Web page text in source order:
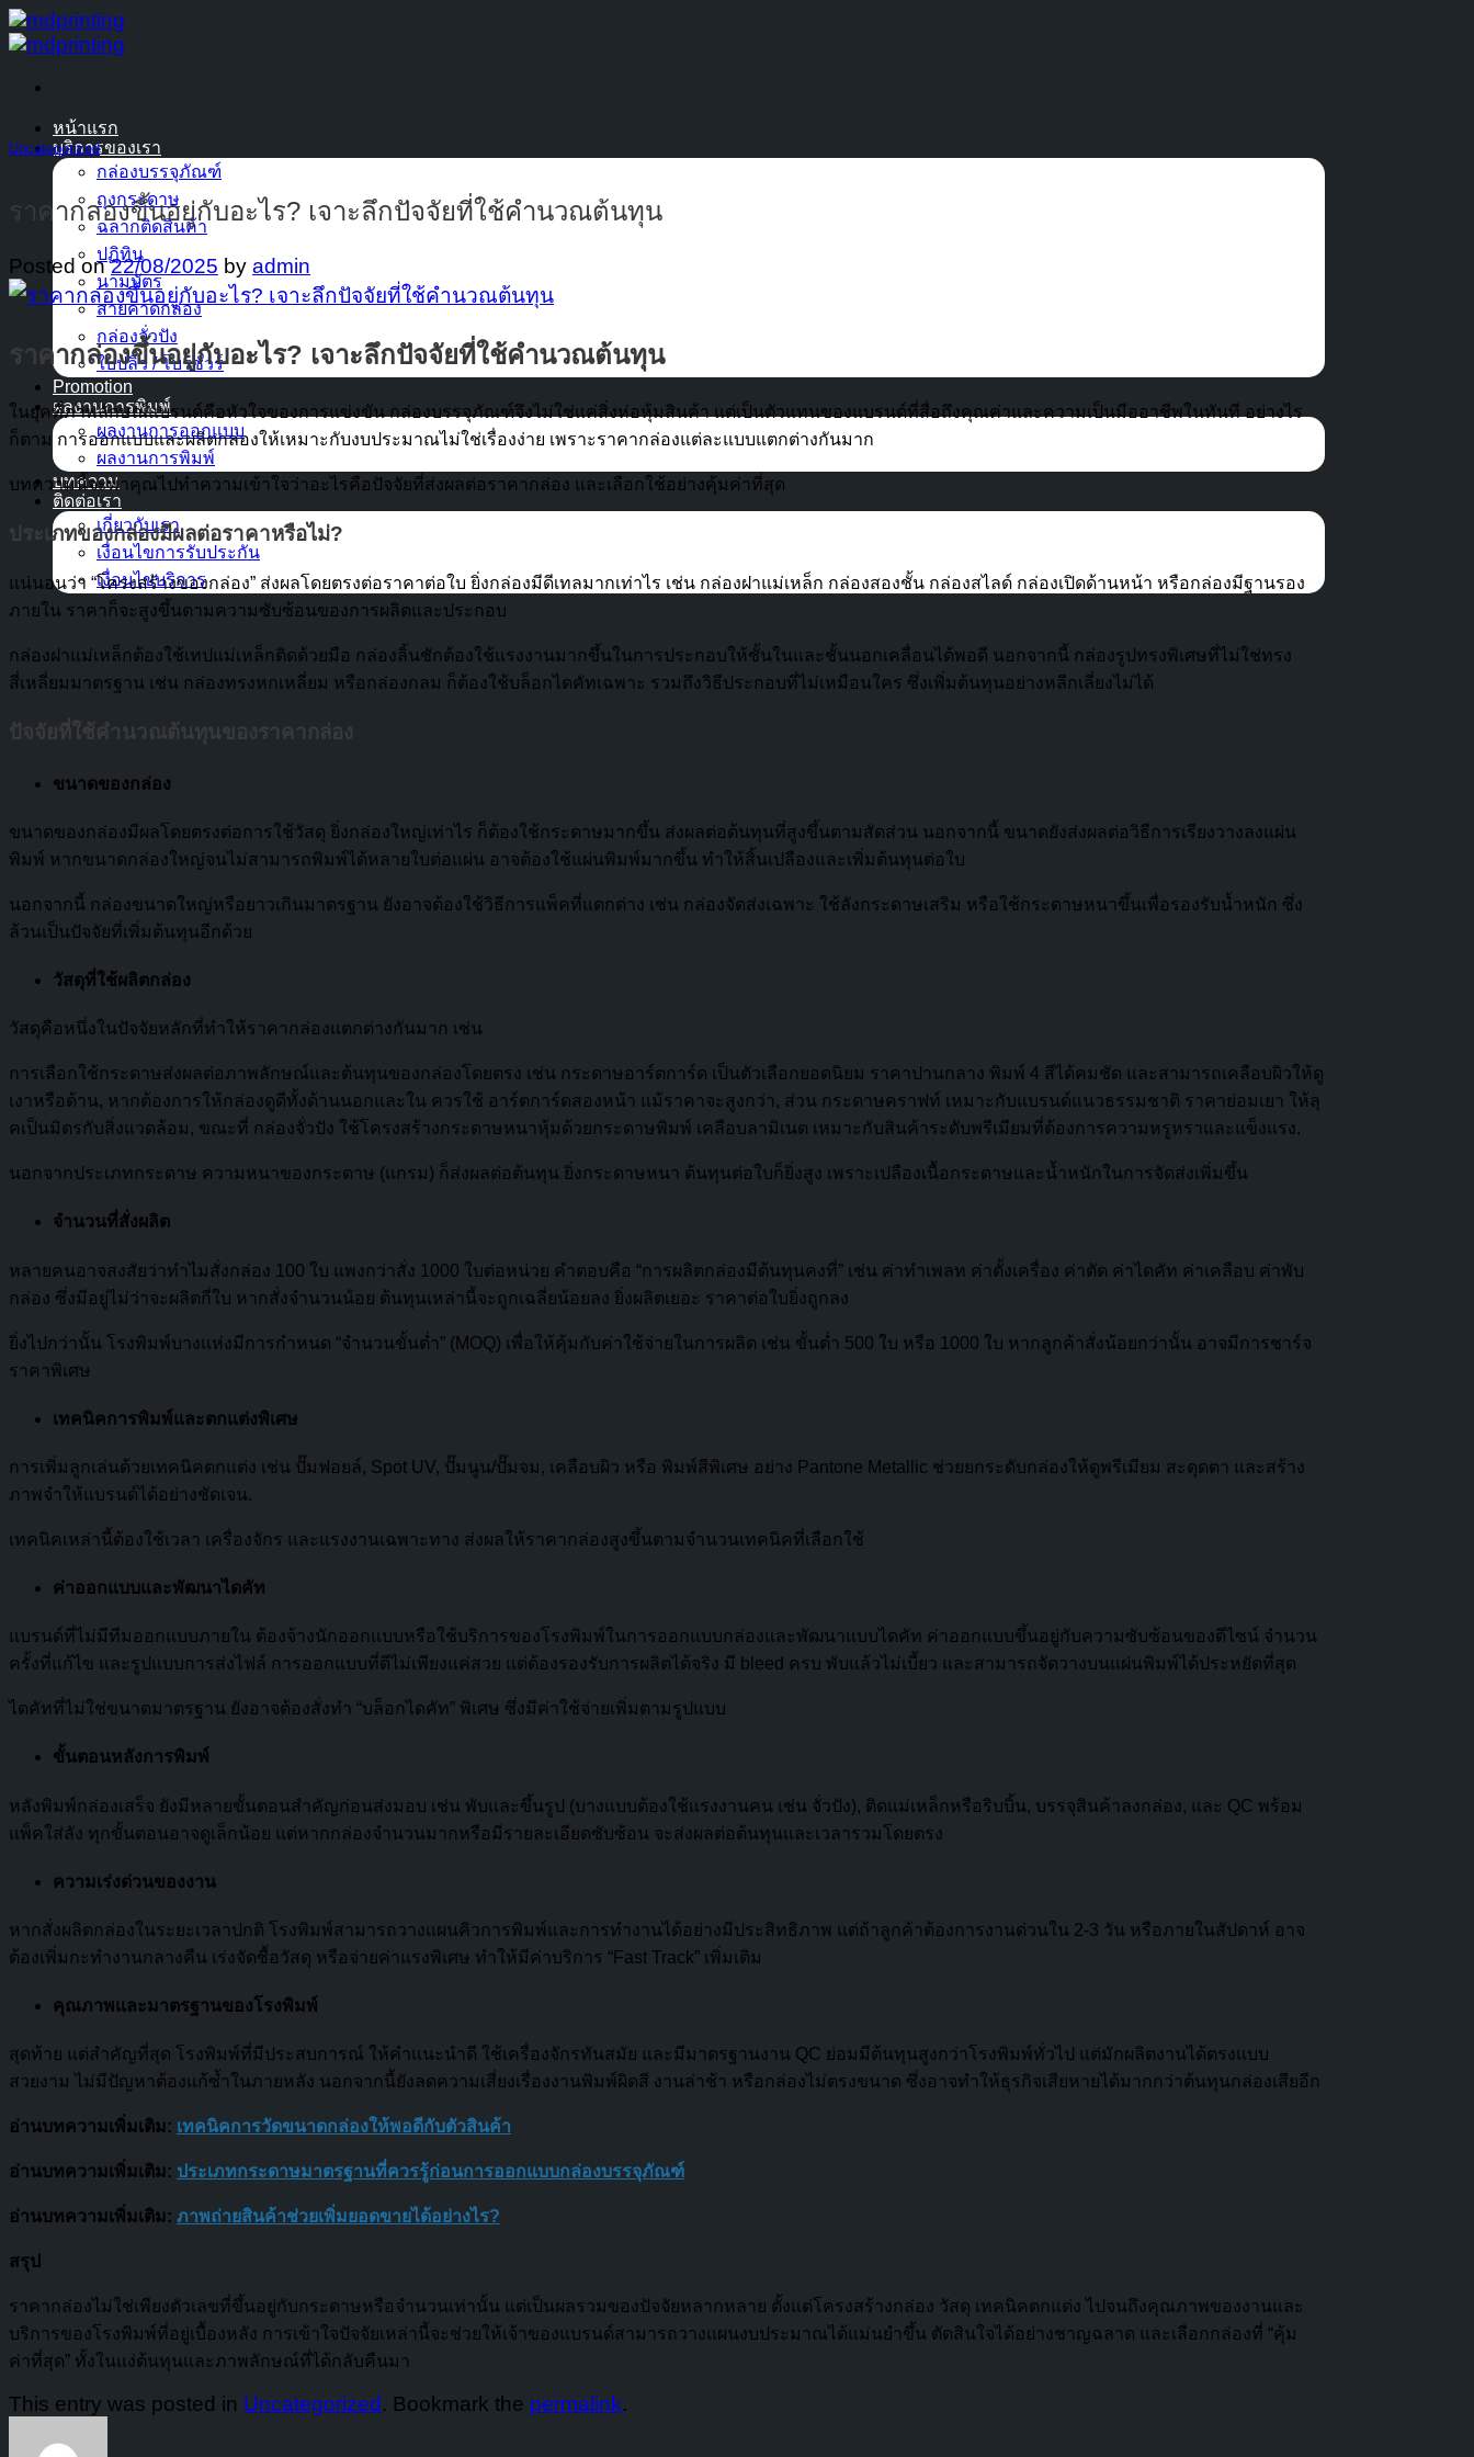
ข้าม
ไป
เนื้อหาหน้าแรก
บริการของเรา
กล่องบรรจุภัณฑ์
ถุงกระดาษ
ฉลากติดสินค้า
ปฏิทิน
นามบัตร
สายคาดกล่อง
กล่องจั่วปัง
ใบปลิว / โบรชัวร์
Promotion
ผลงานการพิมพ์
ผลงานการออกแบบ
ผลงานการพิมพ์
บทความ
ติดต่อเรา
เกี่ยวกับเรา
เงื่อนไขการรับประกัน
เงื่อนไขบริการ
Uncategorized
ราคากล่องขึ้นอยู่กับอะไร? เจาะลึกปัจจัยที่ใช้คำนวณต้นทุน
Posted on22/08/2025 by admin
ราคากล่องขึ้นอยู่กับอะไร? เจาะลึกปัจจัยที่ใช้คำนวณต้นทุน
ในยุคที่ภาพลักษณ์แบรนด์คือหัวใจของการแข่งขัน กล่องบรรจุภัณฑ์จึงไม่ใช่แค่สิ่งห่อหุ้มสินค้า แต่เป็นตัวแทนของแบรนด์ที่สื่อถึงคุณค่าและความเป็นมืออาชีพในทันที อย่างไร
ก็ตาม การออกแบบและผลิตกล่องให้เหมาะกับงบประมาณไม่ใช่เรื่องง่าย เพราะราคากล่องแต่ละแบบแตกต่างกันมาก
บทความนี้จะพาคุณไปทำความเข้าใจว่าอะไรคือปัจจัยที่ส่งผลต่อราคากล่อง และเลือกใช้อย่างคุ้มค่าที่สุด
ประเภทของกล่องมีผลต่อราคาหรือไม่?
แน่นอนว่า “โครงสร้างของกล่อง” ส่งผลโดยตรงต่อราคาต่อใบ ยิ่งกล่องมีดีเทลมากเท่าไร เช่น กล่องฝาแม่เหล็ก กล่องสองชั้น กล่องสไลด์ กล่องเปิดด้านหน้า หรือกล่องมีฐานรอง
ภายใน ราคาก็จะสูงขึ้นตามความซับซ้อนของการผลิตและประกอบ
กล่องฝาแม่เหล็กต้องใช้เทปแม่เหล็กติดด้วยมือ กล่องลิ้นชักต้องใช้แรงงานมากขึ้นในการประกอบให้ชั้นในและชั้นนอกเคลื่อนได้พอดี นอกจากนี้ กล่องรูปทรงพิเศษที่ไม่ใช่ทรง
สี่เหลี่ยมมาตรฐาน เช่น กล่องทรงหกเหลี่ยม หรือกล่องกลม ก็ต้องใช้บล็อกไดคัทเฉพาะ รวมถึงวิธีประกอบที่ไม่เหมือนใคร ซึ่งเพิ่มต้นทุนอย่างหลีกเลี่ยงไม่ได้
ปัจจัยที่ใช้คำนวณต้นทุนของราคากล่อง
ขนาดของกล่อง
ขนาดของกล่องมีผลโดยตรงต่อการใช้วัสดุ ยิ่งกล่องใหญ่เท่าไร ก็ต้องใช้กระดาษมากขึ้น ส่งผลต่อต้นทุนที่สูงขึ้นตามสัดส่วน นอกจากนี้ ขนาดยังส่งผลต่อวิธีการเรียงวางลงแผ่น
พิมพ์ หากขนาดกล่องใหญ่จนไม่สามารถพิมพ์ได้หลายใบต่อแผ่น อาจต้องใช้แผ่นพิมพ์มากขึ้น ทำให้สิ้นเปลืองและเพิ่มต้นทุนต่อใบ
นอกจากนี้ กล่องขนาดใหญ่หรือยาวเกินมาตรฐาน ยังอาจต้องใช้วิธีการแพ็คที่แตกต่าง เช่น กล่องจัดส่งเฉพาะ ใช้ลังกระดาษเสริม หรือใช้กระดาษหนาขึ้นเพื่อรองรับน้ำหนัก ซึ่ง
ล้วนเป็นปัจจัยที่เพิ่มต้นทุนอีกด้วย
วัสดุที่ใช้ผลิตกล่อง
วัสดุคือหนึ่งในปัจจัยหลักที่ทำให้ราคากล่องแตกต่างกันมาก เช่น
การเลือกใช้กระดาษส่งผลต่อภาพลักษณ์และต้นทุนของกล่องโดยตรง เช่น กระดาษอาร์ตการ์ด เป็นตัวเลือกยอดนิยม ราคาปานกลาง พิมพ์ 4 สีได้คมชัด และสามารถเคลือบผิวให้ดู
เงาหรือด้าน, หากต้องการให้กล่องดูดีทั้งด้านนอกและใน ควรใช้ อาร์ตการ์ดสองหน้า แม้ราคาจะสูงกว่า, ส่วน กระดาษคราฟท์ เหมาะกับแบรนด์แนวธรรมชาติ ราคาย่อมเยา ให้ลุ
คเป็นมิตรกับสิ่งแวดล้อม, ขณะที่ กล่องจั่วปัง ใช้โครงสร้างกระดาษหนาหุ้มด้วยกระดาษพิมพ์ เคลือบลามิเนต เหมาะกับสินค้าระดับพรีเมียมที่ต้องการความหรูหราและแข็งแรง.
นอกจากประเภทกระดาษ ความหนาของกระดาษ (แกรม) ก็ส่งผลต่อต้นทุน ยิ่งกระดาษหนา ต้นทุนต่อใบก็ยิ่งสูง เพราะเปลืองเนื้อกระดาษและน้ำหนักในการจัดส่งเพิ่มขึ้น
จำนวนที่สั่งผลิต
หลายคนอาจสงสัยว่าทำไมสั่งกล่อง 100 ใบ แพงกว่าสั่ง 1000 ใบต่อหน่วย คำตอบคือ “การผลิตกล่องมีต้นทุนคงที่” เช่น ค่าทำเพลท ค่าตั้งเครื่อง ค่าตัด ค่าไดคัท ค่าเคลือบ ค่าพับ
กล่อง ซึ่งมีอยู่ไม่ว่าจะผลิตกี่ใบ หากสั่งจำนวนน้อย ต้นทุนเหล่านี้จะถูกเฉลี่ยน้อยลง ยิ่งผลิตเยอะ ราคาต่อใบยิ่งถูกลง
ยิ่งไปกว่านั้น โรงพิมพ์บางแห่งมีการกำหนด “จำนวนขั้นต่ำ” (MOQ) เพื่อให้คุ้มกับค่าใช้จ่ายในการผลิต เช่น ขั้นต่ำ 500 ใบ หรือ 1000 ใบ หากลูกค้าสั่งน้อยกว่านั้น อาจมีการชาร์จ
ราคาพิเศษ
เทคนิคการพิมพ์และตกแต่งพิเศษ
การเพิ่มลูกเล่นด้วยเทคนิคตกแต่ง เช่น ปั๊มฟอยล์, Spot UV, ปั๊มนูน/ปั๊มจม, เคลือบผิว หรือ พิมพ์สีพิเศษ อย่าง Pantone Metallic ช่วยยกระดับกล่องให้ดูพรีเมียม สะดุดตา และสร้าง
ภาพจำให้แบรนด์ได้อย่างชัดเจน.
เทคนิคเหล่านี้ต้องใช้เวลา เครื่องจักร และแรงงานเฉพาะทาง ส่งผลให้ราคากล่องสูงขึ้นตามจำนวนเทคนิคที่เลือกใช้
ค่าออกแบบและพัฒนาไดคัท
แบรนด์ที่ไม่มีทีมออกแบบภายใน ต้องจ้างนักออกแบบหรือใช้บริการของโรงพิมพ์ในการออกแบบกล่องและพัฒนาแบบไดคัท ค่าออกแบบขึ้นอยู่กับความซับซ้อนของดีไซน์ จำนวน
ครั้งที่แก้ไข และรูปแบบการส่งไฟล์ การออกแบบที่ดีไม่เพียงแค่สวย แต่ต้องรองรับการผลิตได้จริง มี bleed ครบ พับแล้วไม่เบี้ยว และสามารถจัดวางบนแผ่นพิมพ์ได้ประหยัดที่สุด
ไดคัทที่ไม่ใช่ขนาดมาตรฐาน ยังอาจต้องสั่งทำ “บล็อกไดคัท” พิเศษ ซึ่งมีค่าใช้จ่ายเพิ่มตามรูปแบบ
ขั้นตอนหลังการพิมพ์
หลังพิมพ์กล่องเสร็จ ยังมีหลายขั้นตอนสำคัญก่อนส่งมอบ เช่น พับและขึ้นรูป (บางแบบต้องใช้แรงงานคน เช่น จั่วปัง), ติดแม่เหล็กหรือริบบิ้น, บรรจุสินค้าลงกล่อง, และ QC พร้อม
แพ็คใส่ลัง ทุกขั้นตอนอาจดูเล็กน้อย แต่หากกล่องจำนวนมากหรือมีรายละเอียดซับซ้อน จะส่งผลต่อต้นทุนและเวลารวมโดยตรง
ความเร่งด่วนของงาน
หากสั่งผลิตกล่องในระยะเวลาปกติ โรงพิมพ์สามารถวางแผนคิวการพิมพ์และการทำงานได้อย่างมีประสิทธิภาพ แต่ถ้าลูกค้าต้องการงานด่วนใน 2-3 วัน หรือภายในสัปดาห์ อาจ
ต้องเพิ่มกะทำงานกลางคืน เร่งจัดซื้อวัสดุ หรือจ่ายค่าแรงพิเศษ ทำให้มีค่าบริการ “Fast Track” เพิ่มเติม
คุณภาพและมาตรฐานของโรงพิมพ์
สุดท้าย แต่สำคัญที่สุด โรงพิมพ์ที่มีประสบการณ์ ให้คำแนะนำดี ใช้เครื่องจักรทันสมัย และมีมาตรฐานงาน QC ย่อมมีต้นทุนสูงกว่าโรงพิมพ์ทั่วไป แต่มักผลิตงานได้ตรงแบบ
สวยงาม ไม่มีปัญหาต้องแก้ซ้ำในภายหลัง นอกจากนี้ยังลดความเสี่ยงเรื่องงานพิมพ์ผิดสี งานล่าช้า หรือกล่องไม่ตรงขนาด ซึ่งอาจทำให้ธุรกิจเสียหายได้มากกว่าต้นทุนกล่องเสียอีก
อ่านบทความเพิ่มเติม: เทคนิคการวัดขนาดกล่องให้พอดีกับตัวสินค้า
อ่านบทความเพิ่มเติม: ประเภทกระดาษมาตรฐานที่ควรรู้ก่อนการออกแบบกล่องบรรจุภัณฑ์
อ่านบทความเพิ่มเติม: ภาพถ่ายสินค้าช่วยเพิ่มยอดขายได้อย่างไร?
สรุป
ราคากล่องไม่ใช่เพียงตัวเลขที่ขึ้นอยู่กับกระดาษหรือจำนวนเท่านั้น แต่เป็นผลรวมของปัจจัยหลากหลาย ตั้งแต่โครงสร้างกล่อง วัสดุ เทคนิคตกแต่ง ไปจนถึงคุณภาพของงานและ
บริการของโรงพิมพ์ที่อยู่เบื้องหลัง การเข้าใจปัจจัยเหล่านี้จะช่วยให้เจ้าของแบรนด์สามารถวางแผนงบประมาณได้แม่นยำขึ้น ตัดสินใจได้อย่างชาญฉลาด และเลือกกล่องที่ “คุ้ม
ค่าที่สุด” ทั้งในแง่ต้นทุนและภาพลักษณ์ที่ได้กลับคืนมา
This entry was posted in Uncategorized . Bookmark the permalink.